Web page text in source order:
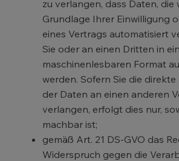
zu verlangen, dass Daten, die
Grundlage Ihrer Einwilligung
eines Vertrags automatisiert
Sie oder an einen Dritten in
maschinenlesbaren Format
werden. Sofern Sie die
der Daten an einen anderen
verlangen, erfolgt dies nur,
machbar ist;
gemäß Art. 21 DS-GVO das
Widerspruch gegen die